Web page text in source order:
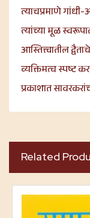
त्याचप्रमाणे
त्यांच्या मूळ
आस्तित्त्वातील
व्यक्तिमत्व स्पष्ट
प्रकाशात
Related